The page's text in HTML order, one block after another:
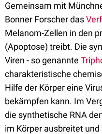
Gemeinsam mit
Bonner Forscher das
Melanom-Zellen in den
(Apoptose) treibt. Die
Viren - so genannte
charakteristische
Hilfe der Körper eine
bekämpfen kann. Im
die synthetische RNA
im Körper ausbreitet